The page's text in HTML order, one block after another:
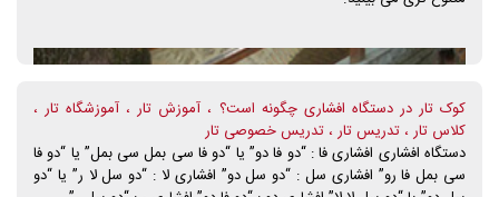
دیگر. حال اگر سازی با کیفیت صدایی خوب دارای ظاهری زیبا و مواد آن، با
کیفیت، و نو باشند زهی سعادت. ادامه دارد؟
کوک تار در دستگاه افشاری چگونه است؟ ، آموزش تار ، آموزشگاه تار ،
کلاس تار ، تدریس تار ، تدریس خصوصی تار
دستگاه افشاری افشاری فا : “دو فا دو” یا “دو فا سی بمل سی بمل” یا “دو فا
سی بمل فا رو” افشاری سل : “دو سل دو” افشاری لا : “دو سل لا ر” یا “دو